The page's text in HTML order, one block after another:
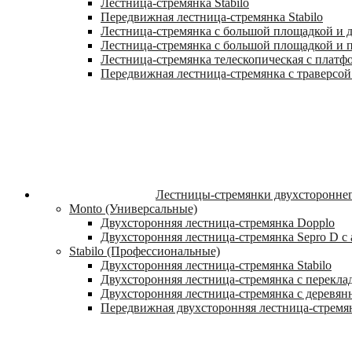
Лестница-стремянка Stabilo
Передвижная лестница-стремянка Stabilo
Лестница-стремянка с большой площадкой и
Лестница-стремянка с большой площадкой и
Лестница-стремянка телескопическая с
Передвижная лестница-стремянка с
Лестницы-стремянки
Monto (Универсальные)
Двухсторонняя лестница-стремянка Dopplo
Двухсторонняя лестница-стремянка Sepro D
Stabilo (Профессиональные)
Двухсторонняя лестница-стремянка Stabilo
Двухсторонняя лестница-стремянка с
Двухсторонняя лестница-стремянка с
Передвижная двухсторонняя лестница-